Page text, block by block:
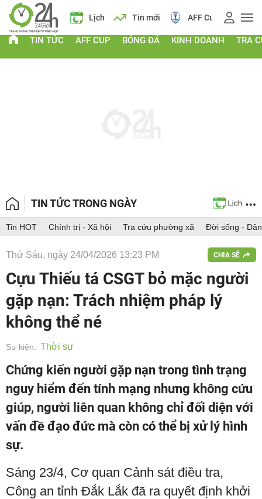
Giá vàng Lịch Tin mới AFF Cup Giá
TIN TỨC AFF CUP BÓNG ĐÁ KINH DOANH TRA
TIN TỨC TRONG NGÀY
Tin HOT Chính trị - Xã hội Tra cứu phường xã Đời sống -
Thứ Sáu, ngày 24/04/2026 13:23 PM CHIA SẺ
Cựu Thiếu tá CSGT bỏ mặc người
gặp nạn: Trách nhiệm pháp lý
không thể né
Sự kiện: Thời sự
Chứng kiến người gặp nạn trong tình trạng
nguy hiểm đến tính mạng nhưng không cứu
giúp, người liên quan không chỉ đối diện với
vấn đề đạo đức mà còn có thể bị xử lý hình
sự.
Sáng 23/4, Cơ quan Cảnh sát điều tra,
Công an tỉnh Đắk Lắk đã ra quyết định khởi